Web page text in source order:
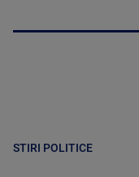
STIRI POLITICE